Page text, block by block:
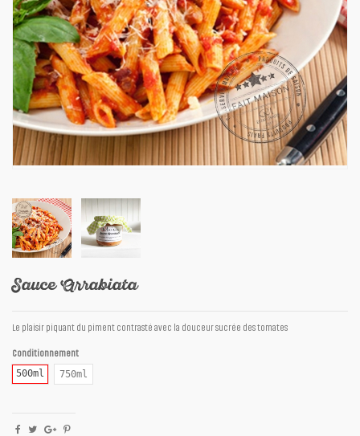
Sauce Arrabiata
Le plaisir piquant du piment contrasté avec la douceur sucrée des tomates
Conditionnement
500ml 750ml